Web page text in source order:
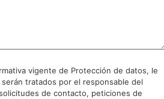
vigente de Protección de datos, le
tratados por el responsable del
de contacto, peticiones de